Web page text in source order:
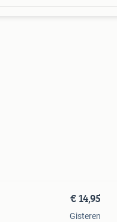
€ 14,95
Gisteren